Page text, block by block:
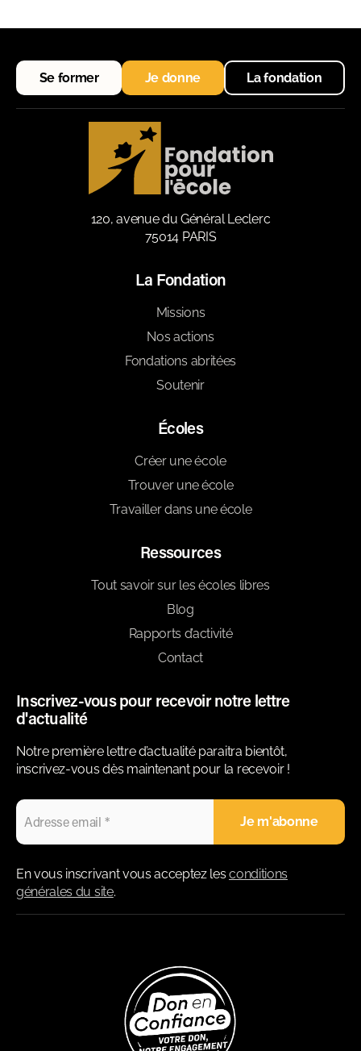
Se former Je donne La fondation
120, avenue du Général Leclerc
75014 PARIS
La Fondation
Missions
Nos actions
Fondations abritées
Soutenir
Écoles
Créer une école
Trouver une école
Travailler dans une école
Ressources
Tout savoir sur les écoles libres
Blog
Rapports d’activité
Contact
Inscrivez-vous pour recevoir notre lettre
d'actualité
Notre première lettre d’actualité paraitra bientôt,
inscrivez-vous dès maintenant pour la recevoir !
En vous inscrivant vous acceptez lesconditions
générales du site.